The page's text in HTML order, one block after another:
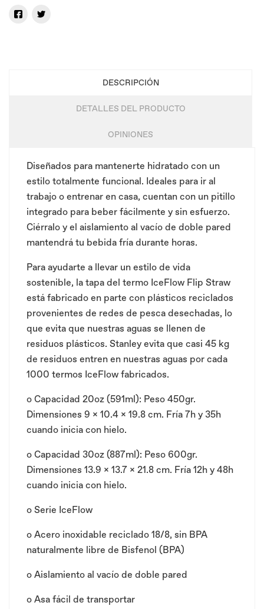
DESCRIPCIÓN
DETALLES DEL PRODUCTO
OPINIONES
Diseñados para mantenerte hidratado con un
estilo totalmente funcional. Ideales para ir al
trabajo o entrenar en casa, cuentan con un pitillo
integrado para beber fácilmente y sin esfuerzo.
Ciérralo y el aislamiento al vacío de doble pared
mantendrá tu bebida fría durante horas.
Para ayudarte a llevar un estilo de vida
sostenible, la tapa del termo IceFlow Flip Straw
está fabricado en parte con plásticos reciclados
provenientes de redes de pesca desechadas, lo
que evita que nuestras aguas se llenen de
residuos plásticos. Stanley evita que casi 45 kg
de residuos entren en nuestras aguas por cada
1000 termos IceFlow fabricados.
o Capacidad 20oz (591ml): Peso 450gr.
Dimensiones 9 x 10.4 x 19.8 cm. Fría 7h y 35h
cuando inicia con hielo.
o Capacidad 30oz (887ml): Peso 600gr.
Dimensiones 13.9 x 13.7 x 21.8 cm. Fría 12h y 48h
cuando inicia con hielo.
o Serie IceFlow
o Acero inoxidable reciclado 18/8, sin BPA
naturalmente libre de Bisfenol (BPA)
o Aislamiento al vacío de doble pared
o Asa fácil de transportar